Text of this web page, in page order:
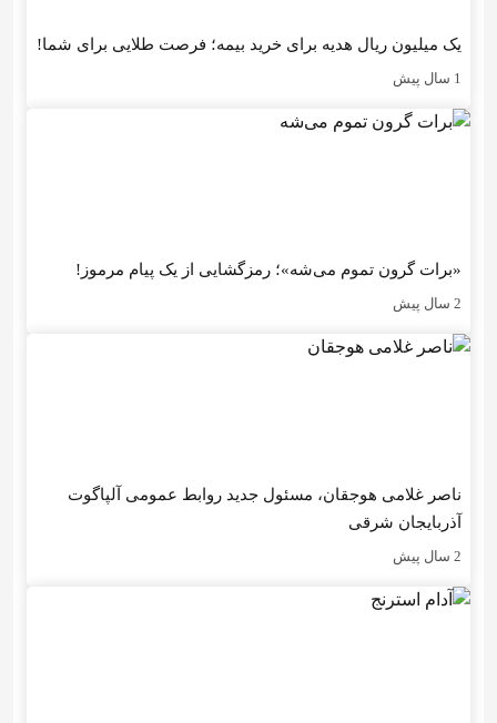
یک میلیون ریال هدیه برای خرید بیمه؛ فرصت طلایی برای شما!
1 سال پیش
«برات گرون تموم می‌شه»؛ رمزگشایی از یک پیام مرموز!
2 سال پیش
ناصر غلامی هوجقان، مسئول جدید روابط عمومی آلپاگوت
آذربایجان شرقی
2 سال پیش